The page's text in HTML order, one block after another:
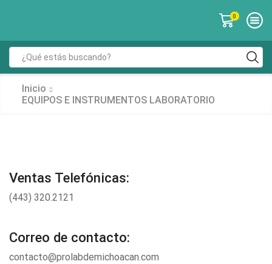
0
input
Inicio
EQUIPOS E INSTRUMENTOS LABORATORIO
Ventas Telefónicas:
(443) 320.2121
Correo de contacto:
contacto@prolabdemichoacan.com